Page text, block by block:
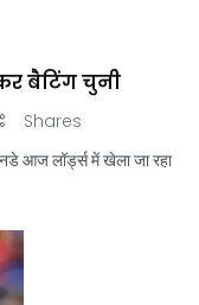
बैटिंग चुनी
Shares
आज लॉर्ड्स में खेला जा रहा